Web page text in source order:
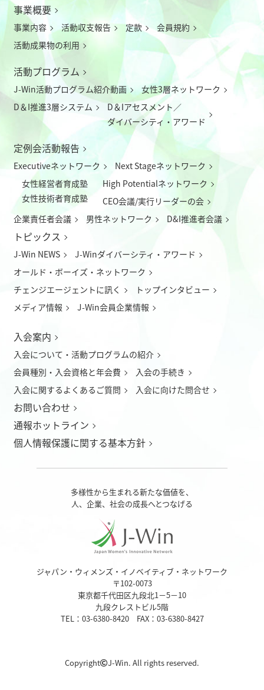
事業概要
事業内容 活動収支報告 定款
会員規約
活動成果物の利用
活動プログラム
J-Win活動プログラム紹介動画
女性3層ネットワーク
D＆I推進3層システム
D＆Iアセスメント／
ダイバーシティ・アワード
定例会活動報告
Executiveネットワーク
Next Stageネットワーク
女性経営者育成塾
女性技術者育成塾
High Potentialネットワーク
CEO会議/実行リーダーの会
企業責任者会議
男性ネットワーク D&I推進者会議
トピックス
J-Win NEWS
J-Winダイバーシティ・アワード
オールド・ボーイズ・ネットワーク
チェンジエージェントに訊く
トップインタビュー
メディア情報
J-Win会員企業情報
入会案内
入会について ・ 活動プログラムの紹介
会員種別・入会資格と年会費
入会の手続き
入会に関するよくあるご質問
入会に向けた問合せ
お問い合わせ
通報ホットライン
個人情報保護に関する基本方針
多様性から生まれる新たな価値を、
人、企業、社会の成長へとつなげる
ジャパン・ウィメンズ・イノベイティブ・ネットワーク
〒102-0073
東京都千代田区九段北1－5－10
九段クレストビル5階
TEL：03-6380-8420 FAX：03-6380-8427
Copyright J-Win. All rights reserved.